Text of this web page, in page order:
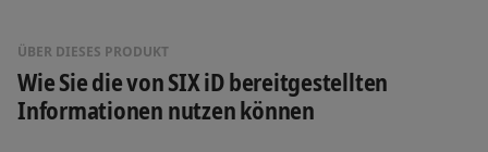
ÜBER DIESES PRODUKT
Wie Sie die von SIX iD bereitgestellten
Informationen nutzen können